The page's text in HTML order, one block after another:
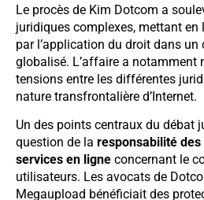
Le procès de Kim Dotcom a
juridiques complexes, mettant en
par l’application du droit dans un
globalisé. L’affaire a notamment
tensions entre les différentes
nature transfrontalière d’Internet.
Un des points centraux du débat
question de la responsabilité
services en ligne concernant le
utilisateurs. Les avocats de
Megaupload bénéficiait des